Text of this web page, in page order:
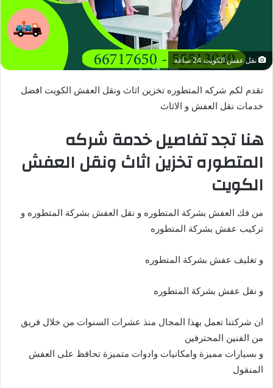
نقل عفش الكويت 24 ساعة
تقدم لكم شركه المتطوره تخزين اثاث ونقل العفش الكويت افضل
خدمات نقل العفش و الاثاث
هنا تجد تفاصيل خدمة شركه
المتطوره تخزين اثاث ونقل العفش
الكويت
من فك العفش بشركة المتطوره و نقل العفش بشركة المتطوره و
تركيب عفش بشركة المتطوره
و تغليف عفش بشركة المتطوره
و نقل عفش بشركة المتطوره
ان شركتنا تعمل بهذا المجال منذ عشرات السنوات من خلال فريق
من الفنين المحترفين
و بسيارات مميزة وامكانيات وادوات متميزة تحافظ على العفش
المنقول